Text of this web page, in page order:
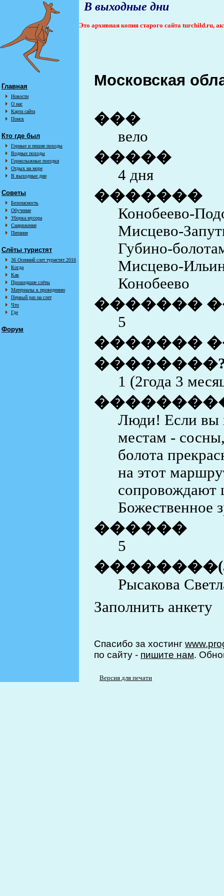
Главная
Новости
О нас
Карта сайта
Поиск
Кто где был
Горные и пешие походы
Водные походы
Горнолыжные поездки
Отдых на море
В выходные дни
Советы
Безопасность
Обучение
Уборка мусора
Снаряжение
Питание
Слёты туристят
36 Осенний слет туристят 2016
Когда
Как
Прошедшие слёты
Материалы к проведению
Первый раз на слет
Что
Где
Форум
В выходные дни
Это архивная копия старого сайта turchild.ru,
Московская
���
вело
�����
4 дня
�������
Конобеево-
Мисцево-
Губино-
Мисцево-
Конобеево
�������
5
�������
1 (2года 3
Люди! Если вы
местам -
болота
на этот
сопровождают
Божественное
������
5
Рысакова
Заполнить анкету
Спасибо за хостинг
по сайту - пишите нам.
Версия для печати